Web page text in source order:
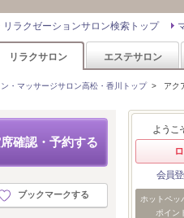
リラクゼーションサロン検索トップ
リラクサロン エステサロン
・マッサージサロン高松・香川トップ> アク
確認・予約する
ブックマークする
ようこ
会員登
ホットペッ
ポイン